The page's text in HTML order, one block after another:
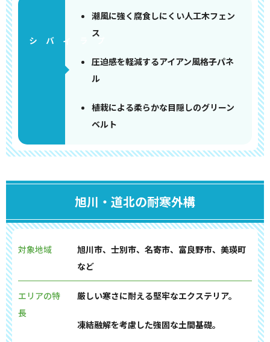
潮風に強く腐食しにくい人工木フェン
ス
圧迫感を軽減するアイアン風格子パネ
ル
植栽による柔らかな目隠しのグリーン
ベルト
旭川・道北の耐寒外構
対象地域
旭川市、士別市、名寄市、富良野市、美瑛町
など
エリアの特
長
厳しい寒さに耐える堅牢なエクステリア。
凍結融解を考慮した強固な土間基礎。